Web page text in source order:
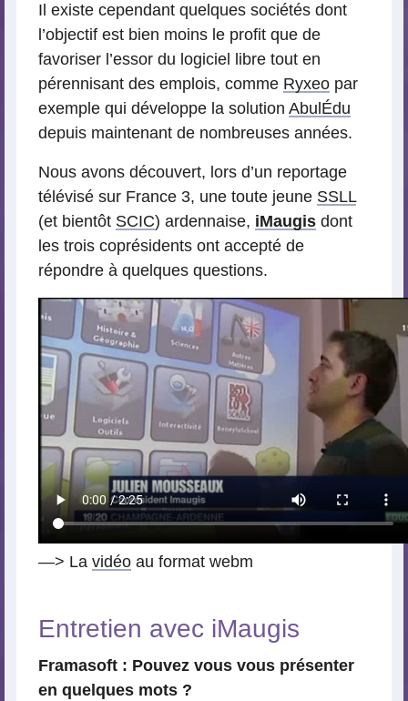
Il existe cependant quelques sociétés dont
l’objectif est bien moins le profit que de
favoriser l’essor du logiciel libre tout en
pérennisant des emplois, comme Ryxeo par
exemple qui développe la solution AbulÉdu
depuis maintenant de nombreuses années.
Nous avons découvert, lors d’un reportage
télévisé sur France 3, une toute jeune SSLL
(et bientôt SCIC) ardennaise, iMaugis dont
les trois coprésidents ont accepté de
répondre à quelques questions.
—> La vidéo au format webm
Entretien avec iMaugis
Framasoft : Pouvez vous vous présenter
en quelques mots ?